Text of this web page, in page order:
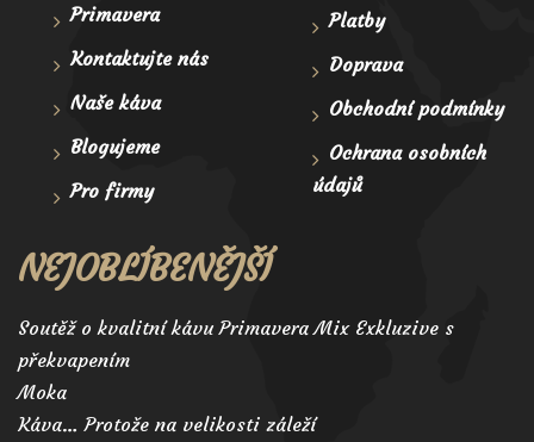
Primavera
Kontaktujte nás
Naše káva
Blogujeme
Pro firmy
Platby
Doprava
Obchodní podmínky
Ochrana osobních
údajů
NEJOBLÍBENĚJŠÍ
Soutěž o kvalitní kávu Primavera Mix Exkluzive s
překvapením
Moka
Káva… Protože na velikosti záleží